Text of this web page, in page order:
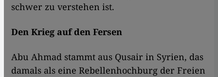
schwer zu verstehen ist.
Den Krieg auf den Fersen
Abu Ahmad stammt aus Qusair in Syrien, das
damals als eine Rebellenhochburg der Freien